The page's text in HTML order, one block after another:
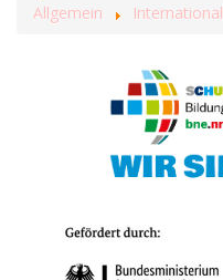
Allgemein International